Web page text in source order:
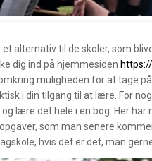
et alternativ til de skoler, som
dig ind på hjemmesiden
muligheden for at tage
i din tilgang til at lære. For
lære det hele i en bog. Her
som man senere
hvis det er det, man gerne